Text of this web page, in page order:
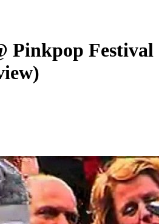
Pinkpop Festival